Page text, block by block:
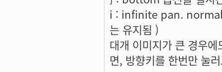
i : infinite pan. normal-
는 유지됨 )
대개 이미지가 큰 경우
면, 방향키를 한번만 눌